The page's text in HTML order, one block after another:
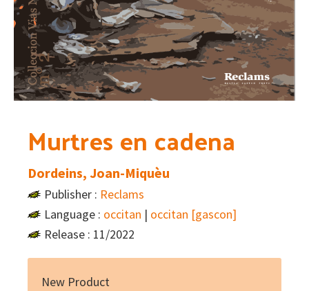
Murtres en cadena
Dordeins, Joan-Miquèu
Publisher : Reclams
Language : occitan | occitan [gascon]
Release : 11/2022
New Product